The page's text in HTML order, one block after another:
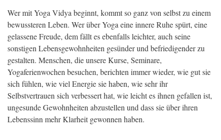
Wer mit Yoga Vidya beginnt, kommt so ganz von selbst zu einem
bewussteren Leben. Wer über Yoga eine innere Ruhe spürt, eine
gelassene Freude, dem fällt es ebenfalls leichter, auch seine
sonstigen Lebensgewohnheiten gesünder und befriedigender zu
gestalten. Menschen, die unsere Kurse, Seminare,
Yogaferienwochen besuchen, berichten immer wieder, wie gut sie
sich fühlen, wie viel Energie sie haben, wie sehr ihr
Selbstvertrauen sich verbessert hat, wie leicht es ihnen gefallen ist,
ungesunde Gewohnheiten abzustellen und dass sie über ihren
Lebenssinn mehr Klarheit gewonnen haben.